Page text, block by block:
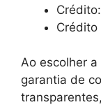
Crédito
Ao escolher
garantia de